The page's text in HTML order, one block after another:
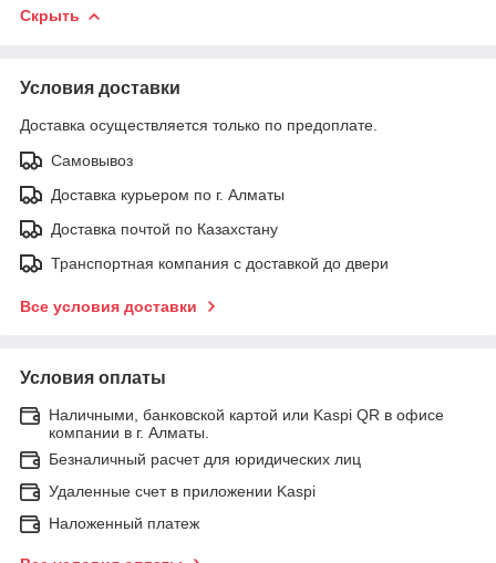
Скрыть
Условия доставки
Доставка осуществляется только по предоплате.
Самовывоз
Доставка курьером по г. Алматы
Доставка почтой по Казахстану
Транспортная компания с доставкой до двери
Все условия доставки
Условия оплаты
Наличными, банковской картой или Kaspi QR в офисе
компании в г. Алматы.
Безналичный расчет для юридических лиц
Удаленные счет в приложении Kaspi
Наложенный платеж